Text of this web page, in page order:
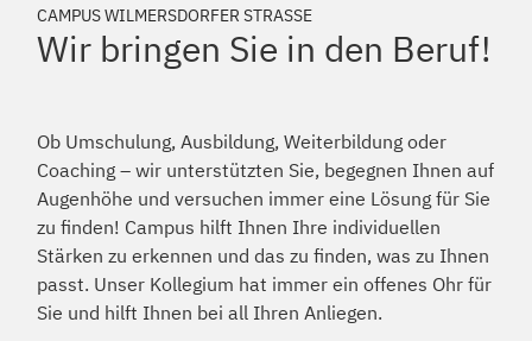
CAMPUS WILMERSDORFER STRASSE
Wir bringen Sie in den Beruf!
Ob Umschulung, Ausbildung, Weiterbildung oder
Coaching – wir unterstützten Sie, begegnen Ihnen auf
Augenhöhe und versuchen immer eine Lösung für Sie
zu finden! Campus hilft Ihnen Ihre individuellen
Stärken zu erkennen und das zu finden, was zu Ihnen
passt. Unser Kollegium hat immer ein offenes Ohr für
Sie und hilft Ihnen bei all Ihren Anliegen.